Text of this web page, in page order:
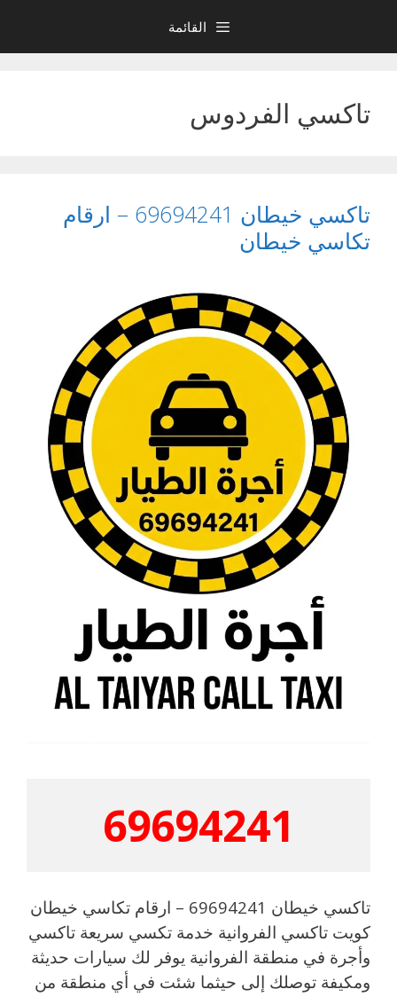
المحتوى
القائمة
تاكسي الفردوس
تاكسي خيطان 69694241 – ارقام
تكاسي خيطان
69694241
تاكسي خيطان 69694241 – ارقام تكاسي خيطان
كويت تاكسي الفروانية خدمة تكسي سريعة تاكسي
وأجرة في منطقة الفروانية يوفر لك سيارات حديثة
ومكيفة توصلك إلى حيثما شئت في أي منطقة من